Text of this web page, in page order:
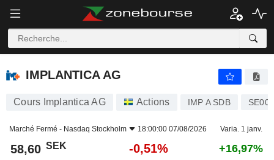
IMPLANTICA AG
IMPLANTICA AG
Cours Implantica AG Actions IMP A SDB
Marché Fermé - Nasdaq Stockholm 18:00:00 07/08/2026 Varia. 1 janv.
58,60 SEK -0,51% +16,97%